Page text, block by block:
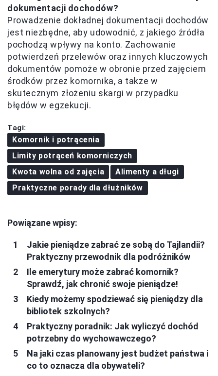
dokumentacji dochodów?
Prowadzenie dokładnej dokumentacji dochodów
jest niezbędne, aby udowodnić, z jakiego źródła
pochodzą wpływy na konto. Zachowanie
potwierdzeń przelewów oraz innych kluczowych
dokumentów pomoże w obronie przed zajęciem
środków przez komornika, a także w
skutecznym złożeniu skargi w przypadku
błędów w egzekucji.
Tagi:
Komornik i potrącenia
Limity potrąceń komorniczych
Kwota wolna od zajęcia
Alimenty a długi
Praktyczne porady dla dłużników
Powiązane wpisy:
Jakie pieniądze zabrać ze sobą do Tajlandii?
Praktyczny przewodnik dla podróżników
Ile emerytury może zabrać komornik?
Sprawdź, jak chronić swoje pieniądze!
Kiedy możemy spodziewać się pieniędzy dla
bibliotek szkolnych?
Praktyczny poradnik: Jak wyliczyć dochód
potrzebny do wychowawczego?
Na jaki czas planowany jest budżet państwa i
co to oznacza dla obywateli?